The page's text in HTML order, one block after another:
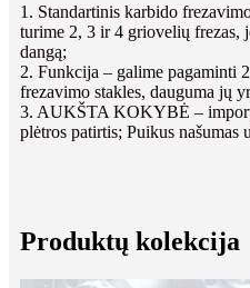
1. Standartinis karbido
turime 2, 3 ir 4 griovelių frezas,
dangą;
2. Funkcija – galime pagaminti
frezavimo stakles, dauguma jų
3. AUKŠTA KOKYBĖ –
plėtros patirtis; Puikus našumas
Produktų kolekcija